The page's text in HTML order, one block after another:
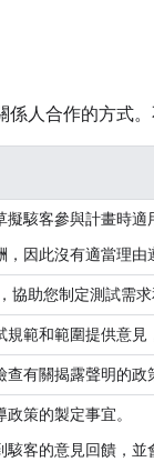
人合作的方式
駭客參與計畫時適
因此沒有適當理由
協助您制定測試需
規範和範圍提供意見
有關揭露聲明的政
策的製定事宜。
客的意見回饋，並